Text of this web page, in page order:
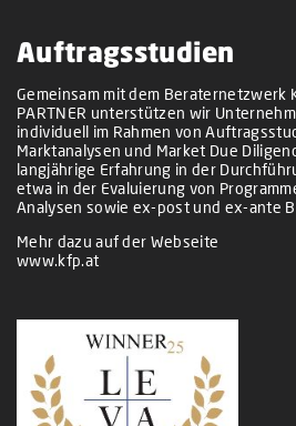
Auftragsstudien
Gemeinsam mit dem Beraternetzwerk
PARTNER unterstützen wir
individuell im Rahmen von
Marktanalysen und Market Due
langjährige Erfahrung in der
etwa in der Evaluierung von
Analysen sowie ex-post und ex-ante
Mehr dazu auf der Webseite
www.kfp.at